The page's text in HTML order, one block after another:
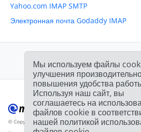
Yahoo.com IMAP SMTP
Электронная почта Godaddy IMAP
© Copyright 2012-2026 Mailbird™Все права
Мы используем файлы
улучшения
повышения удобства
Используя наш сайт, вы
соглашаетесь на
файлов cookie в
нашей политикой